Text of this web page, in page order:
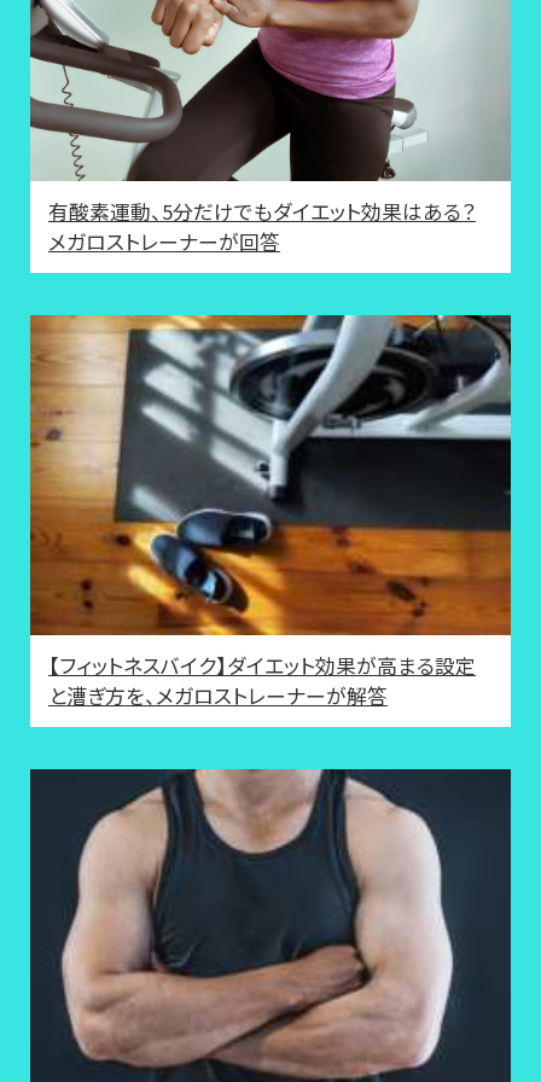
有酸素運動、5分だけでもダイエット効果はある？
メガロストレーナーが回答
【フィットネスバイク】ダイエット効果が高まる設定
と漕ぎ方を、メガロストレーナーが解答